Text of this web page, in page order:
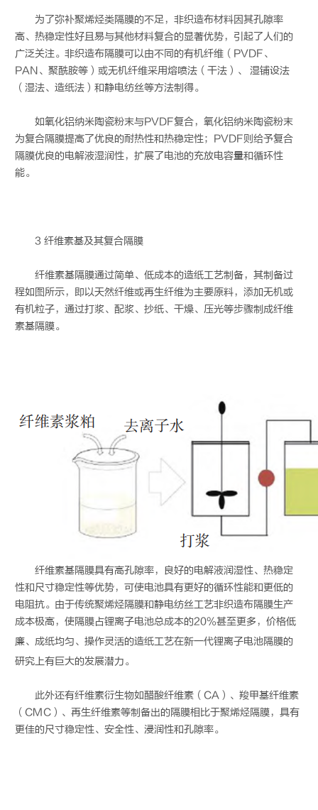
为了弥补聚烯烃类隔膜的不足，非织造布材料因其孔隙率
高、热稳定性好且易与其他材料复合的显著优势，引起了人们的
广泛关注。非织造布隔膜可以由不同的有机纤维（PVDF、
PAN、聚酰胺等）或无机纤维采用熔喷法（干法）、 湿铺设法
（湿法、造纸法）和静电纺丝等方法制得。
如氧化铝纳米陶瓷粉末与PVDF复合，氧化铝纳米陶瓷粉末
为复合隔膜提高了优良的耐热性和热稳定性；PVDF则给予复合
隔膜优良的电解液湿润性，扩展了电池的充放电容量和循环性
能。
3 纤维素基及其复合隔膜
纤维素基隔膜通过简单、低成本的造纸工艺制备，其制备过
程如图所示，即以天然纤维或再生纤维为主要原料，添加无机或
有机粒子，通过打浆、配浆、抄纸、干燥、压光等步骤制成纤维
素基隔膜。
纤维素基隔膜具有高孔隙率，良好的电解液润湿性、热稳定
性和尺寸稳定性等优势，可使电池具有更好的循环性能和更低的
电阻抗。由于传统聚烯烃隔膜和静电纺丝工艺非织造布隔膜生产
成本极高，使隔膜占锂离子电池总成本的20%甚至更多，价格低
廉、成纸均匀、操作灵活的造纸工艺在新一代锂离子电池隔膜的
研究上有巨大的发展潜力。
此外还有纤维素衍生物如醋酸纤维素（CA）、羧甲基纤维素
（CMC）、再生纤维素等制备出的隔膜相比于聚烯烃隔膜，具有
更佳的尺寸稳定性、安全性、浸润性和孔隙率。